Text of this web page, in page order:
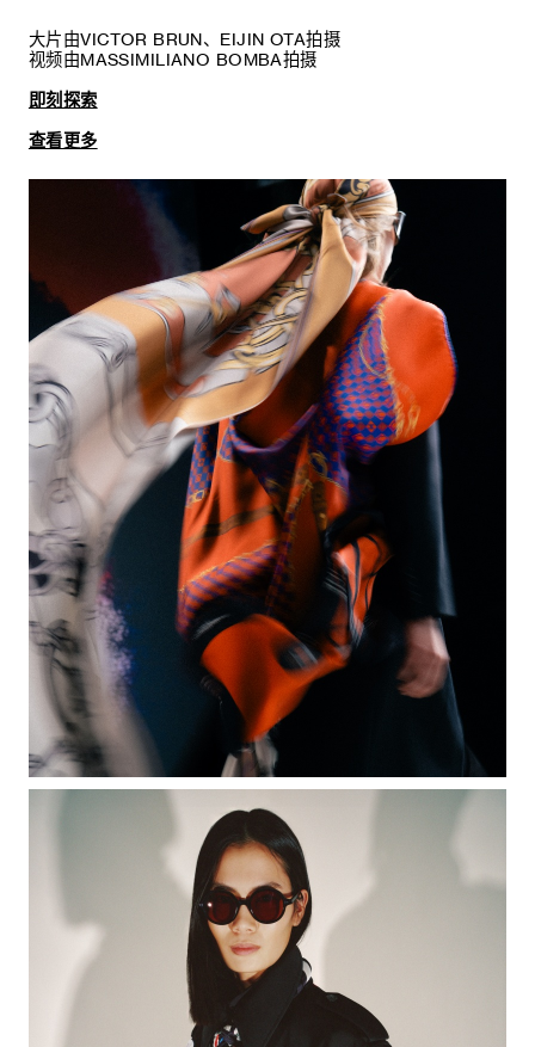
大片由VICTOR BRUN、EIJIN OTA拍摄
视频由MASSIMILIANO BOMBA拍摄
即刻探索
查看更多